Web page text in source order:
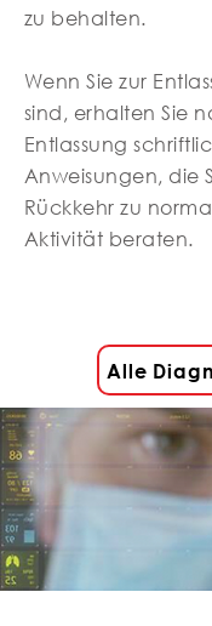
zu behalten.
Wenn Sie zur
sind, erhalten Sie
Entlassung
Anweisungen, die
Rückkehr zu
Aktivität beraten.
Alle